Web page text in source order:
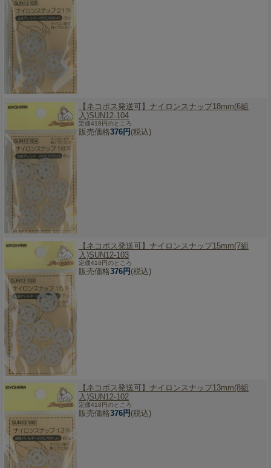
【ネコポス発送可】 ナイロンスナップ18mm(6組
入)SUN12-104
定価418円のところ
販売価格376円 (税込)
【ネコポス発送可】 ナイロンスナップ15mm(7組
入)SUN12-103
定価418円のところ
販売価格376円 (税込)
【ネコポス発送可】 ナイロンスナップ13mm(8組
入)SUN12-102
定価418円のところ
販売価格376円 (税込)